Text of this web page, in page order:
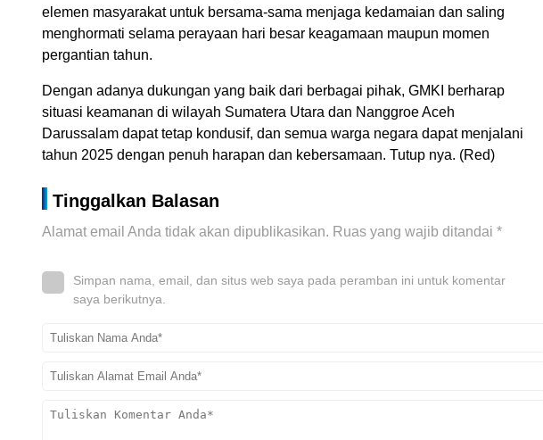
elemen masyarakat untuk bersama-sama menjaga kedamaian dan saling
menghormati selama perayaan hari besar keagamaan maupun momen
pergantian tahun.
Dengan adanya dukungan yang baik dari berbagai pihak, GMKI berharap
situasi keamanan di wilayah Sumatera Utara dan Nanggroe Aceh
Darussalam dapat tetap kondusif, dan semua warga negara dapat menjalani
tahun 2025 dengan penuh harapan dan kebersamaan. Tutup nya. (Red)
Tinggalkan Balasan
Alamat email Anda tidak akan dipublikasikan. Ruas yang wajib ditandai *
Simpan nama, email, dan situs web saya pada peramban ini untuk komentar
saya berikutnya.